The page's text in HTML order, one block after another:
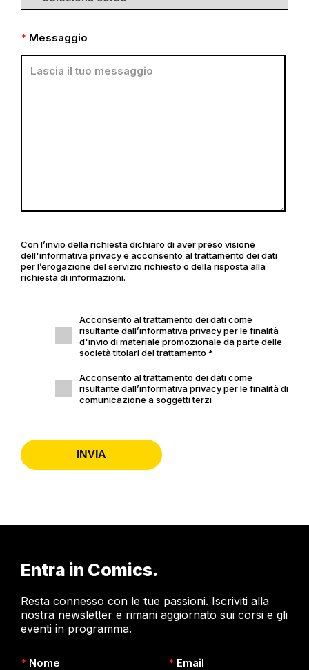
* Messaggio
Con l’invio della richiesta dichiaro di aver preso visione
dell'informativa privacy e acconsento al trattamento dei dati
per l’erogazione del servizio richiesto o della risposta alla
richiesta di informazioni.
Acconsento al trattamento dei dati come
risultante dall’informativa privacy per le finalità
d'invio di materiale promozionale da parte delle
società titolari del trattamento *
Acconsento al trattamento dei dati come
risultante dall’informativa privacy per le finalità di
comunicazione a soggetti terzi
INVIA
Entra in Comics.
Resta connesso con le tue passioni. Iscriviti alla
nostra newsletter e rimani aggiornato sui corsi e gli
eventi in programma.
* Nome * Email